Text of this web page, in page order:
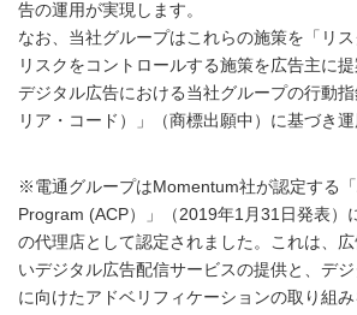
告の運用が実現します。
なお、当社グループはこれらの施策を「リ
リスクをコントロールする施策を広告主に
デジタル広告における当社グループの行動
リア・コード）」（商標出願中）に基づき運
※電通グループはMomentum社が認定する
Program (ACP）」（2019年1月31日発表）
の代理店として認定されました。これは、
いデジタル広告配信サービスの提供と、デ
に向けたアドベリフィケーションの取り組